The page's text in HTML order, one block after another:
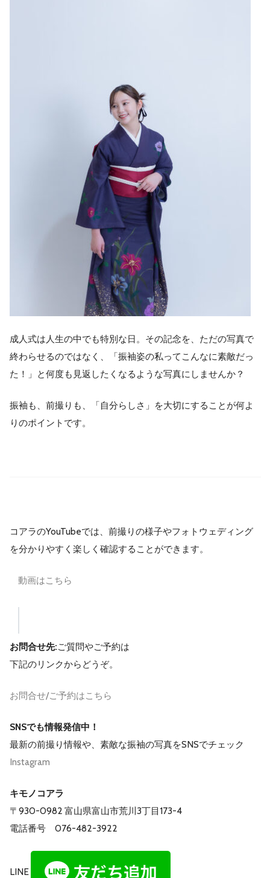
成人式は人生の中でも特別な日。その記念を、ただの写真で
終わらせるのではなく、「振袖姿の私ってこんなに素敵だっ
た！」と何度も見返したくなるような写真にしませんか？
振袖も、前撮りも、「自分らしさ」を大切にすることが何よ
りのポイントです。
コアラのYouTubeでは、前撮りの様子やフォトウェディング
を分かりやすく楽しく確認することができます。
動画はこちら
お問合せ先:ご質問やご予約は
下記のリンクからどうぞ。
お問合せ/ご予約はこちら
SNSでも情報発信中！
最新の前撮り情報や、素敵な振袖の写真をSNSでチェック
Instagram
キモノコアラ
〒930-0982 富山県富山市荒川3丁目173-4
電話番号 076-482-3922
LINE